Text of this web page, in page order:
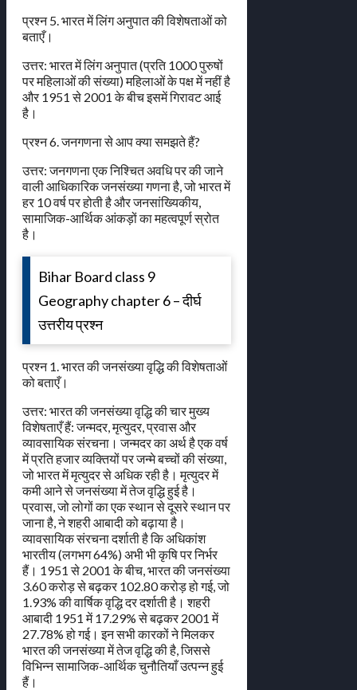
प्रश्न 5. भारत में लिंग अनुपात की विशेषताओं को
बताएँ।
उत्तर: भारत में लिंग अनुपात (प्रति 1000 पुरुषों
पर महिलाओं की संख्या) महिलाओं के पक्ष में नहीं है
और 1951 से 2001 के बीच इसमें गिरावट आई
है।
प्रश्न 6. जनगणना से आप क्या समझते हैं?
उत्तर: जनगणना एक निश्चित अवधि पर की जाने
वाली आधिकारिक जनसंख्या गणना है, जो भारत में
हर 10 वर्ष पर होती है और जनसांख्यिकीय,
सामाजिक-आर्थिक आंकड़ों का महत्वपूर्ण स्रोत
है।
Bihar Board class 9
Geography chapter 6 – दीर्घ
उत्तरीय प्रश्न
प्रश्न 1. भारत की जनसंख्या वृद्धि की विशेषताओं
को बताएँ।
उत्तर: भारत की जनसंख्या वृद्धि की चार मुख्य
विशेषताएँ हैं: जन्मदर, मृत्युदर, प्रवास और
व्यावसायिक संरचना। जन्मदर का अर्थ है एक वर्ष
में प्रति हजार व्यक्तियों पर जन्मे बच्चों की संख्या,
जो भारत में मृत्युदर से अधिक रही है। मृत्युदर में
कमी आने से जनसंख्या में तेज वृद्धि हुई है।
प्रवास, जो लोगों का एक स्थान से दूसरे स्थान पर
जाना है, ने शहरी आबादी को बढ़ाया है।
व्यावसायिक संरचना दर्शाती है कि अधिकांश
भारतीय (लगभग 64%) अभी भी कृषि पर निर्भर
हैं। 1951 से 2001 के बीच, भारत की जनसंख्या
3.60 करोड़ से बढ़कर 102.80 करोड़ हो गई, जो
1.93% की वार्षिक वृद्धि दर दर्शाती है। शहरी
आबादी 1951 में 17.29% से बढ़कर 2001 में
27.78% हो गई। इन सभी कारकों ने मिलकर
भारत की जनसंख्या में तेज वृद्धि की है, जिससे
विभिन्न सामाजिक-आर्थिक चुनौतियाँ उत्पन्न हुई
हैं।